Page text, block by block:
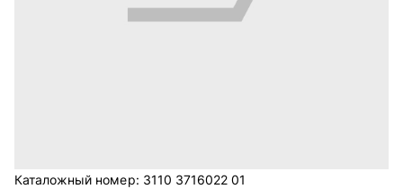
Каталожный номер: 3110 3716022 01